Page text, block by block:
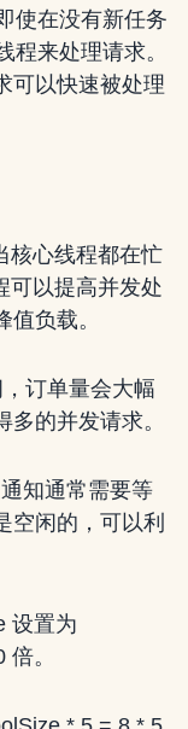
使在没有新任务
来处理请求。
可以快速被处理
核心线程都在忙
可以提高并发处
负载。
订单量会大幅
的并发请求。
知通常需要等
空闲的，可以利
设置为
。